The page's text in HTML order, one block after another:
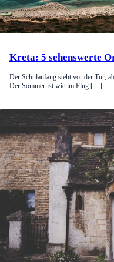
Kreta: 5 sehenswerte
Der Schulanfang steht vor der Tür,
Der Sommer ist wie im Flug […]